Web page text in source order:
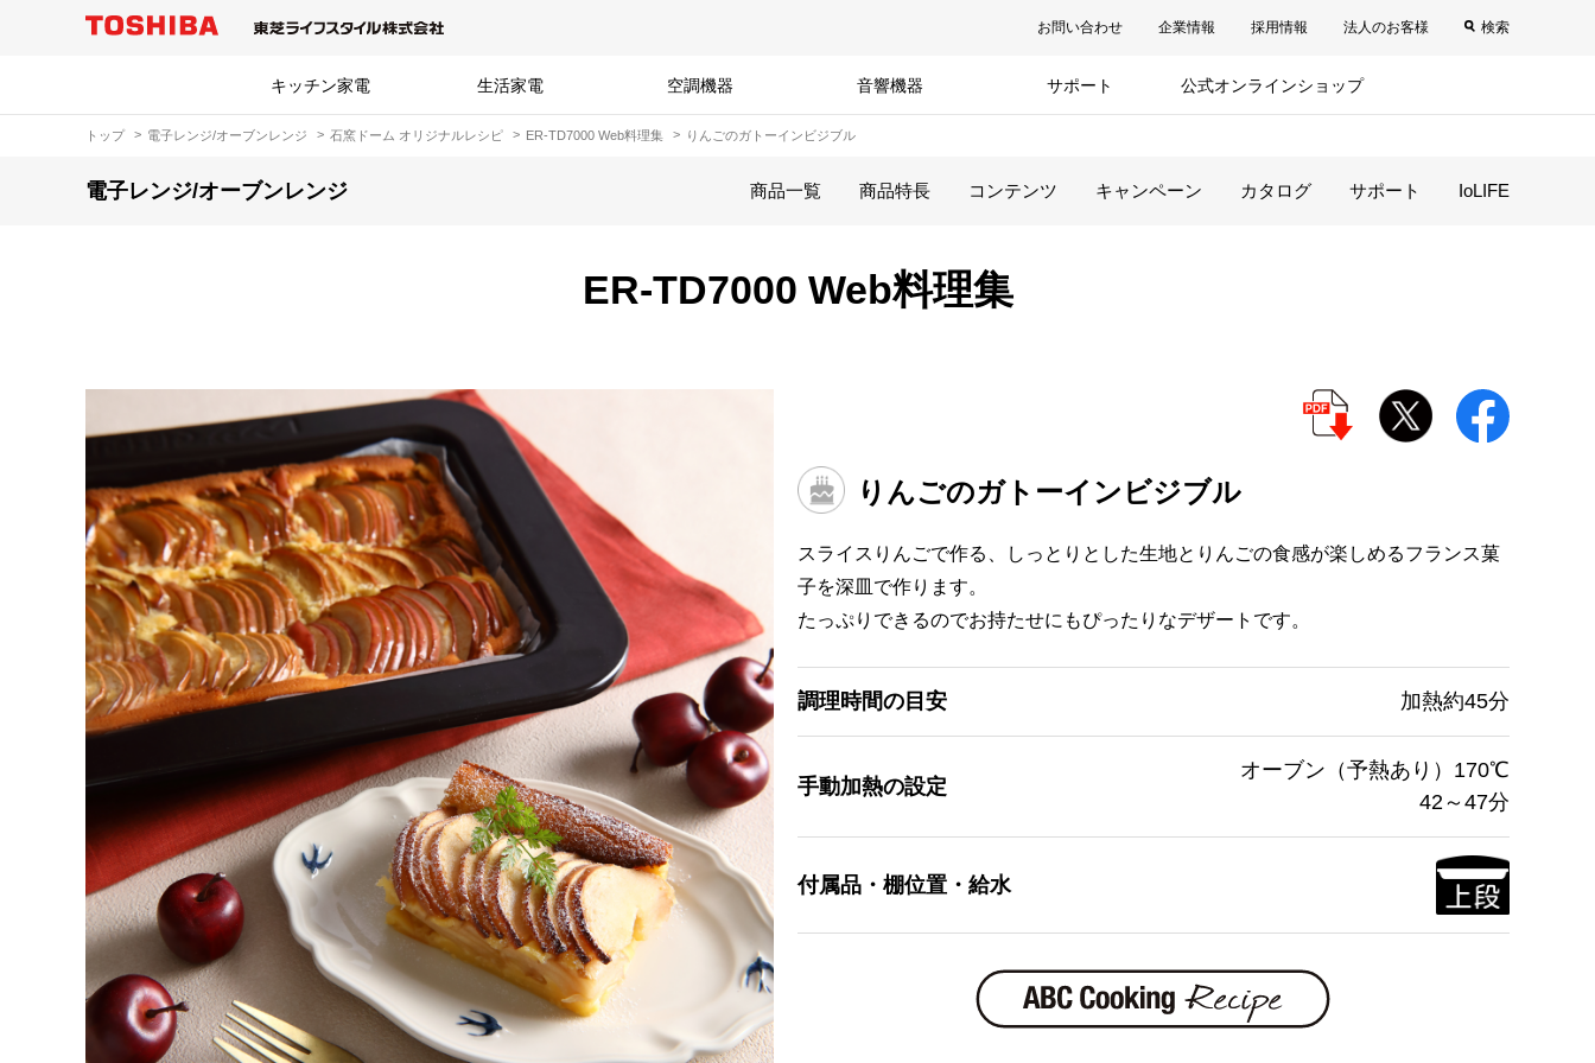
お問い合わせ 企業情報 採用情報 法人のお客様 検索
キッチン家電 生活家電 空調機器 音響機器 サポート 公式オンラインショップ
トップ 電子レンジ/オーブンレンジ 石窯ドーム オリジナルレシピ ER-TD7000 Web料理集 りんごのガトーインビジブル
電子レンジ/オーブンレンジ 商品一覧 商品特長 コンテンツ キャンペーン カタログ サポート IoLIFE
ER-TD7000 Web料理集
りんごのガトーインビジブル
スライスりんごで作る、しっとりとした生地とりんごの食感が楽しめるフランス菓
子を深皿で作ります。
たっぷりできるのでお持たせにもぴったりなデザートです。
調理時間の目安 加熱約45分
手動加熱の設定
オーブン（予熱あり）170℃
42～47分
付属品・棚位置・給水